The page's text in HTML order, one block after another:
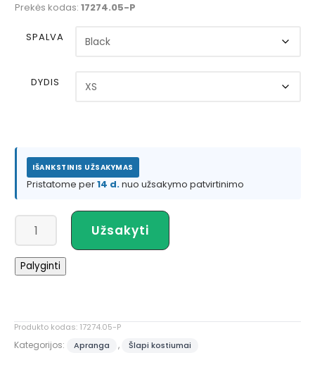
Prekės kodas: 17274.05-P
SPALVA
DYDIS
IŠANKSTINIS UŽSAKYMAS
Pristatome per14 d.nuo užsakymo patvirtinimo
kiekis:
NRS
Women's
Jane
Užsakyti
Palyginti
Produkto kodas: 17274.05-P
Kategorijos: Apranga , Šlapi kostiumai